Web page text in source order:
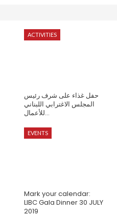
ACTIVITIES
حفل غذاء على شرف رئيس
المجلس الاغترابي اللبناني
للأعمال…
EVENTS
Mark your calendar:
LIBC Gala Dinner 30 JULY
2019